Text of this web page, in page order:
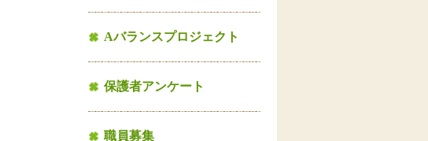
Aバランスプロジェクト
保護者アンケート
職員募集